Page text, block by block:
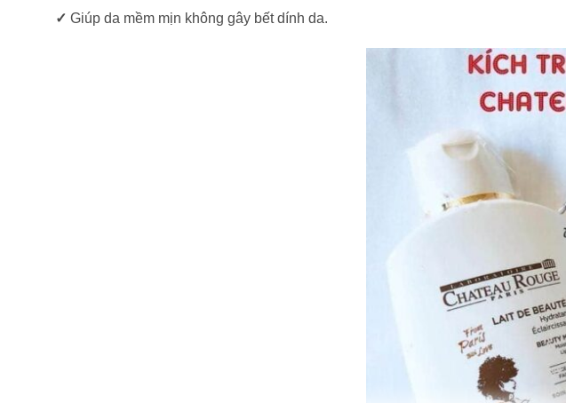
✓ Giúp da mềm mịn không gây bết dính da.